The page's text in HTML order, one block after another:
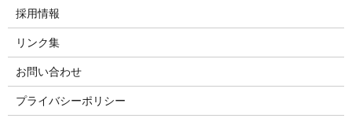
採用情報
リンク集
お問い合わせ
プライバシーポリシー